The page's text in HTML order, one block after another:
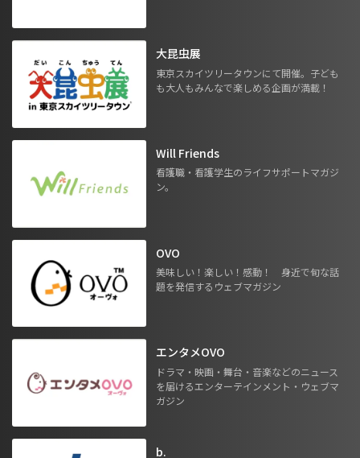
大昆虫展
東京スカイツリータウンにて開催。子ども
も大人もみんなで楽しめる企画が満載！
Will Friends
看護職・看護学生のライフサポートマガジ
ン。
OVO
美味しい！楽しい！感動！ 身近で旬な話
題を発信するウェブマガジン
エンタメOVO
ドラマ・映画・舞台・音楽などのニュース
を届けるエンターテインメント・ウェブマ
ガジン
b.